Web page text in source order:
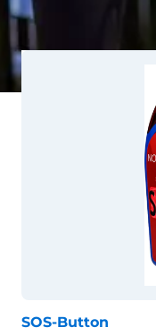
SOS-Button